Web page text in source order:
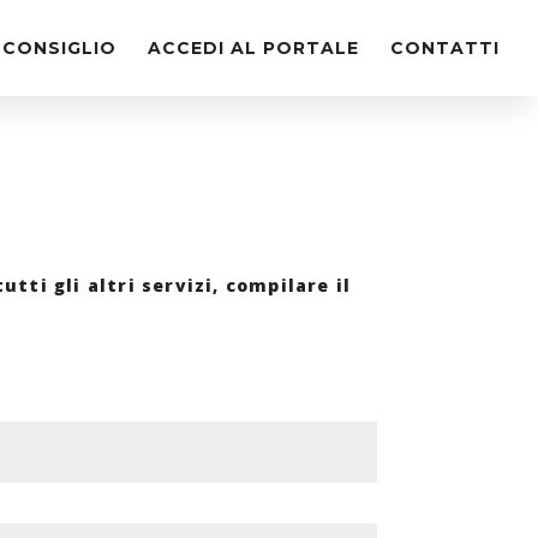
ACCEDI AL PORTALE CONTATTI
gli altri servizi, compilare il